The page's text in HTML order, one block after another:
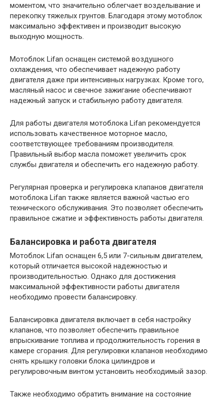
моментом, что значительно облегчает возделывание и
перекопку тяжелых грунтов. Благодаря этому мотоблок
максимально эффективен и производит высокую
выходную мощность.
Мотоблок Lifan оснащен системой воздушного
охлаждения, что обеспечивает надежную работу
двигателя даже при интенсивных нагрузках. Кроме того,
масляный насос и свечное зажигание обеспечивают
надежный запуск и стабильную работу двигателя.
Для работы двигателя мотоблока Lifan рекомендуется
использовать качественное моторное масло,
соответствующее требованиям производителя.
Правильный выбор масла поможет увеличить срок
службы двигателя и обеспечить его надежную работу.
Регулярная проверка и регулировка клапанов двигателя
мотоблока Lifan также является важной частью его
технического обслуживания. Это позволяет обеспечить
правильное сжатие и эффективность работы двигателя.
Балансировка и работа двигателя
Мотоблок Lifan оснащен 6,5 или 7-сильным двигателем,
который отличается высокой надежностью и
производительностью. Однако для достижения
максимальной эффективности работы двигателя
необходимо провести балансировку.
Балансировка двигателя включает в себя настройку
клапанов, что позволяет обеспечить правильное
впрыскивание топлива и продолжительность горения в
камере сгорания. Для регулировки клапанов необходимо
снять крышку головки блока цилиндров и
регулировочным винтом установить необходимый зазор.
Также необходимо обратить внимание на состояние